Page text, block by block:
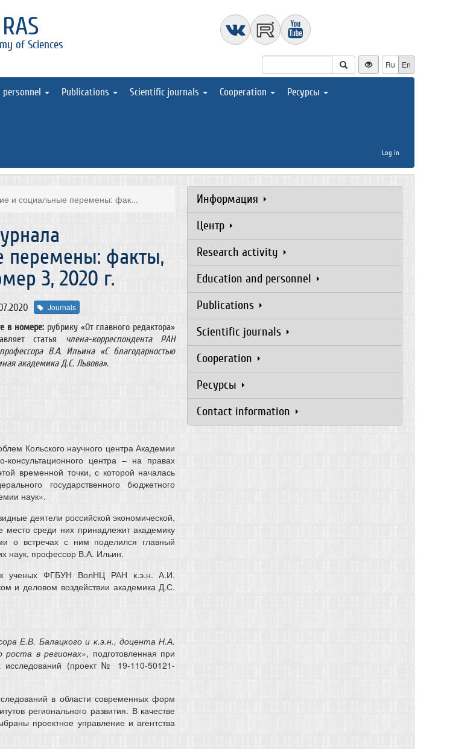
of Sciences
Ru En
personnel Publications Scientific journals Cooperation Ресурсы
Log in
и социальные перемены: фак...
перемены: факты,
3, 2020 г.
Journals
в номере:рубрику «От главного редактора»
статья
члена-корреспондента РАН
В.А. Ильина «С благодарностью
академика Д.С. Львова».
Кольского научного центра Академии
центра – на правах
временной точки, с которой началась
государственного бюджетного
наук».
деятели российской экономической,
место среди них принадлежит академику
о встречах с ним поделился главный
наук, профессор В.А. Ильин.
ученых ФГБУН ВолНЦ РАН к.э.н. А.И.
и деловом воздействии академика Д.С.
Е.В. Балацкого и к.э.н., доцента Н.А.
роста в регионах», подготовленная при
исследований (проект № 19-110-50121-
в области современных форм
регионального развития. В качестве
проектное управление и агентства
Информация
Центр
Research activity
Education and personnel
Publications
Scientific journals
Cooperation
Ресурсы
Contact information